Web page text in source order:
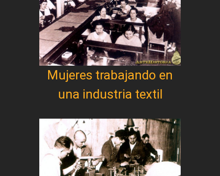
Mujeres trabajando en
una industria textil